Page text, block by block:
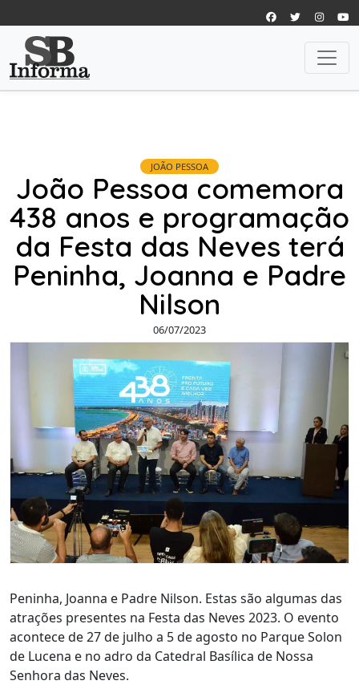
JOÃO PESSOA
João Pessoa comemora
438 anos e programação
da Festa das Neves terá
Peninha, Joanna e Padre
Nilson
06/07/2023
Peninha, Joanna e Padre Nilson. Estas são algumas das
atrações presentes na Festa das Neves 2023. O evento
acontece de 27 de julho a 5 de agosto no Parque Solon
de Lucena e no adro da Catedral Basílica de Nossa
Senhora das Neves.